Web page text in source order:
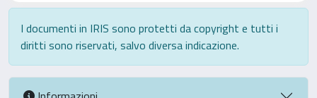
I documenti in IRIS sono protetti da copyright e tutti i
diritti sono riservati, salvo diversa indicazione.